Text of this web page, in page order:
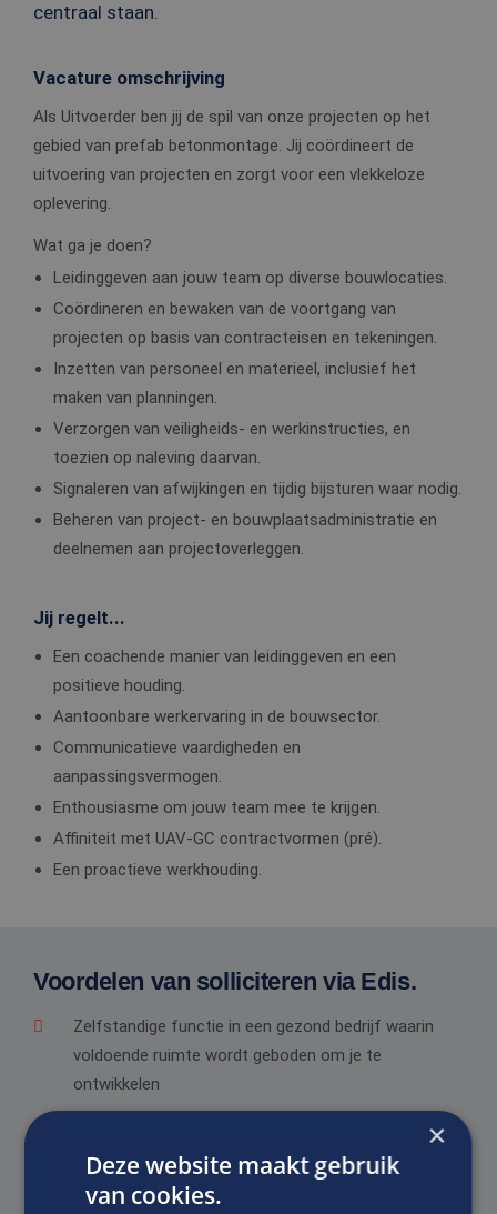
centraal staan.
Vacature omschrijving
Als Uitvoerder ben jij de spil van onze projecten op het
gebied van prefab betonmontage. Jij coördineert de
uitvoering van projecten en zorgt voor een vlekkeloze
oplevering.
Wat ga je doen?
Leidinggeven aan jouw team op diverse bouwlocaties.
Coördineren en bewaken van de voortgang van
projecten op basis van contracteisen en tekeningen.
Inzetten van personeel en materieel, inclusief het
maken van planningen.
Verzorgen van veiligheids- en werkinstructies, en
toezien op naleving daarvan.
Signaleren van afwijkingen en tijdig bijsturen waar nodig.
Beheren van project- en bouwplaatsadministratie en
deelnemen aan projectoverleggen.
Jij regelt...
Een coachende manier van leidinggeven en een
positieve houding.
Aantoonbare werkervaring in de bouwsector.
Communicatieve vaardigheden en
aanpassingsvermogen.
Enthousiasme om jouw team mee te krijgen.
Affiniteit met UAV-GC contractvormen (pré).
Een proactieve werkhouding.
Voordelen van solliciteren via Edis.
Zelfstandige functie in een gezond bedrijf waarin
voldoende ruimte wordt geboden om je te
ontwikkelen
niveau van de functie, ervaring en kwaliteiten
Goede secundaire arbeidsvoorwaarden.
×
Deze website maakt gebruik
van cookies.